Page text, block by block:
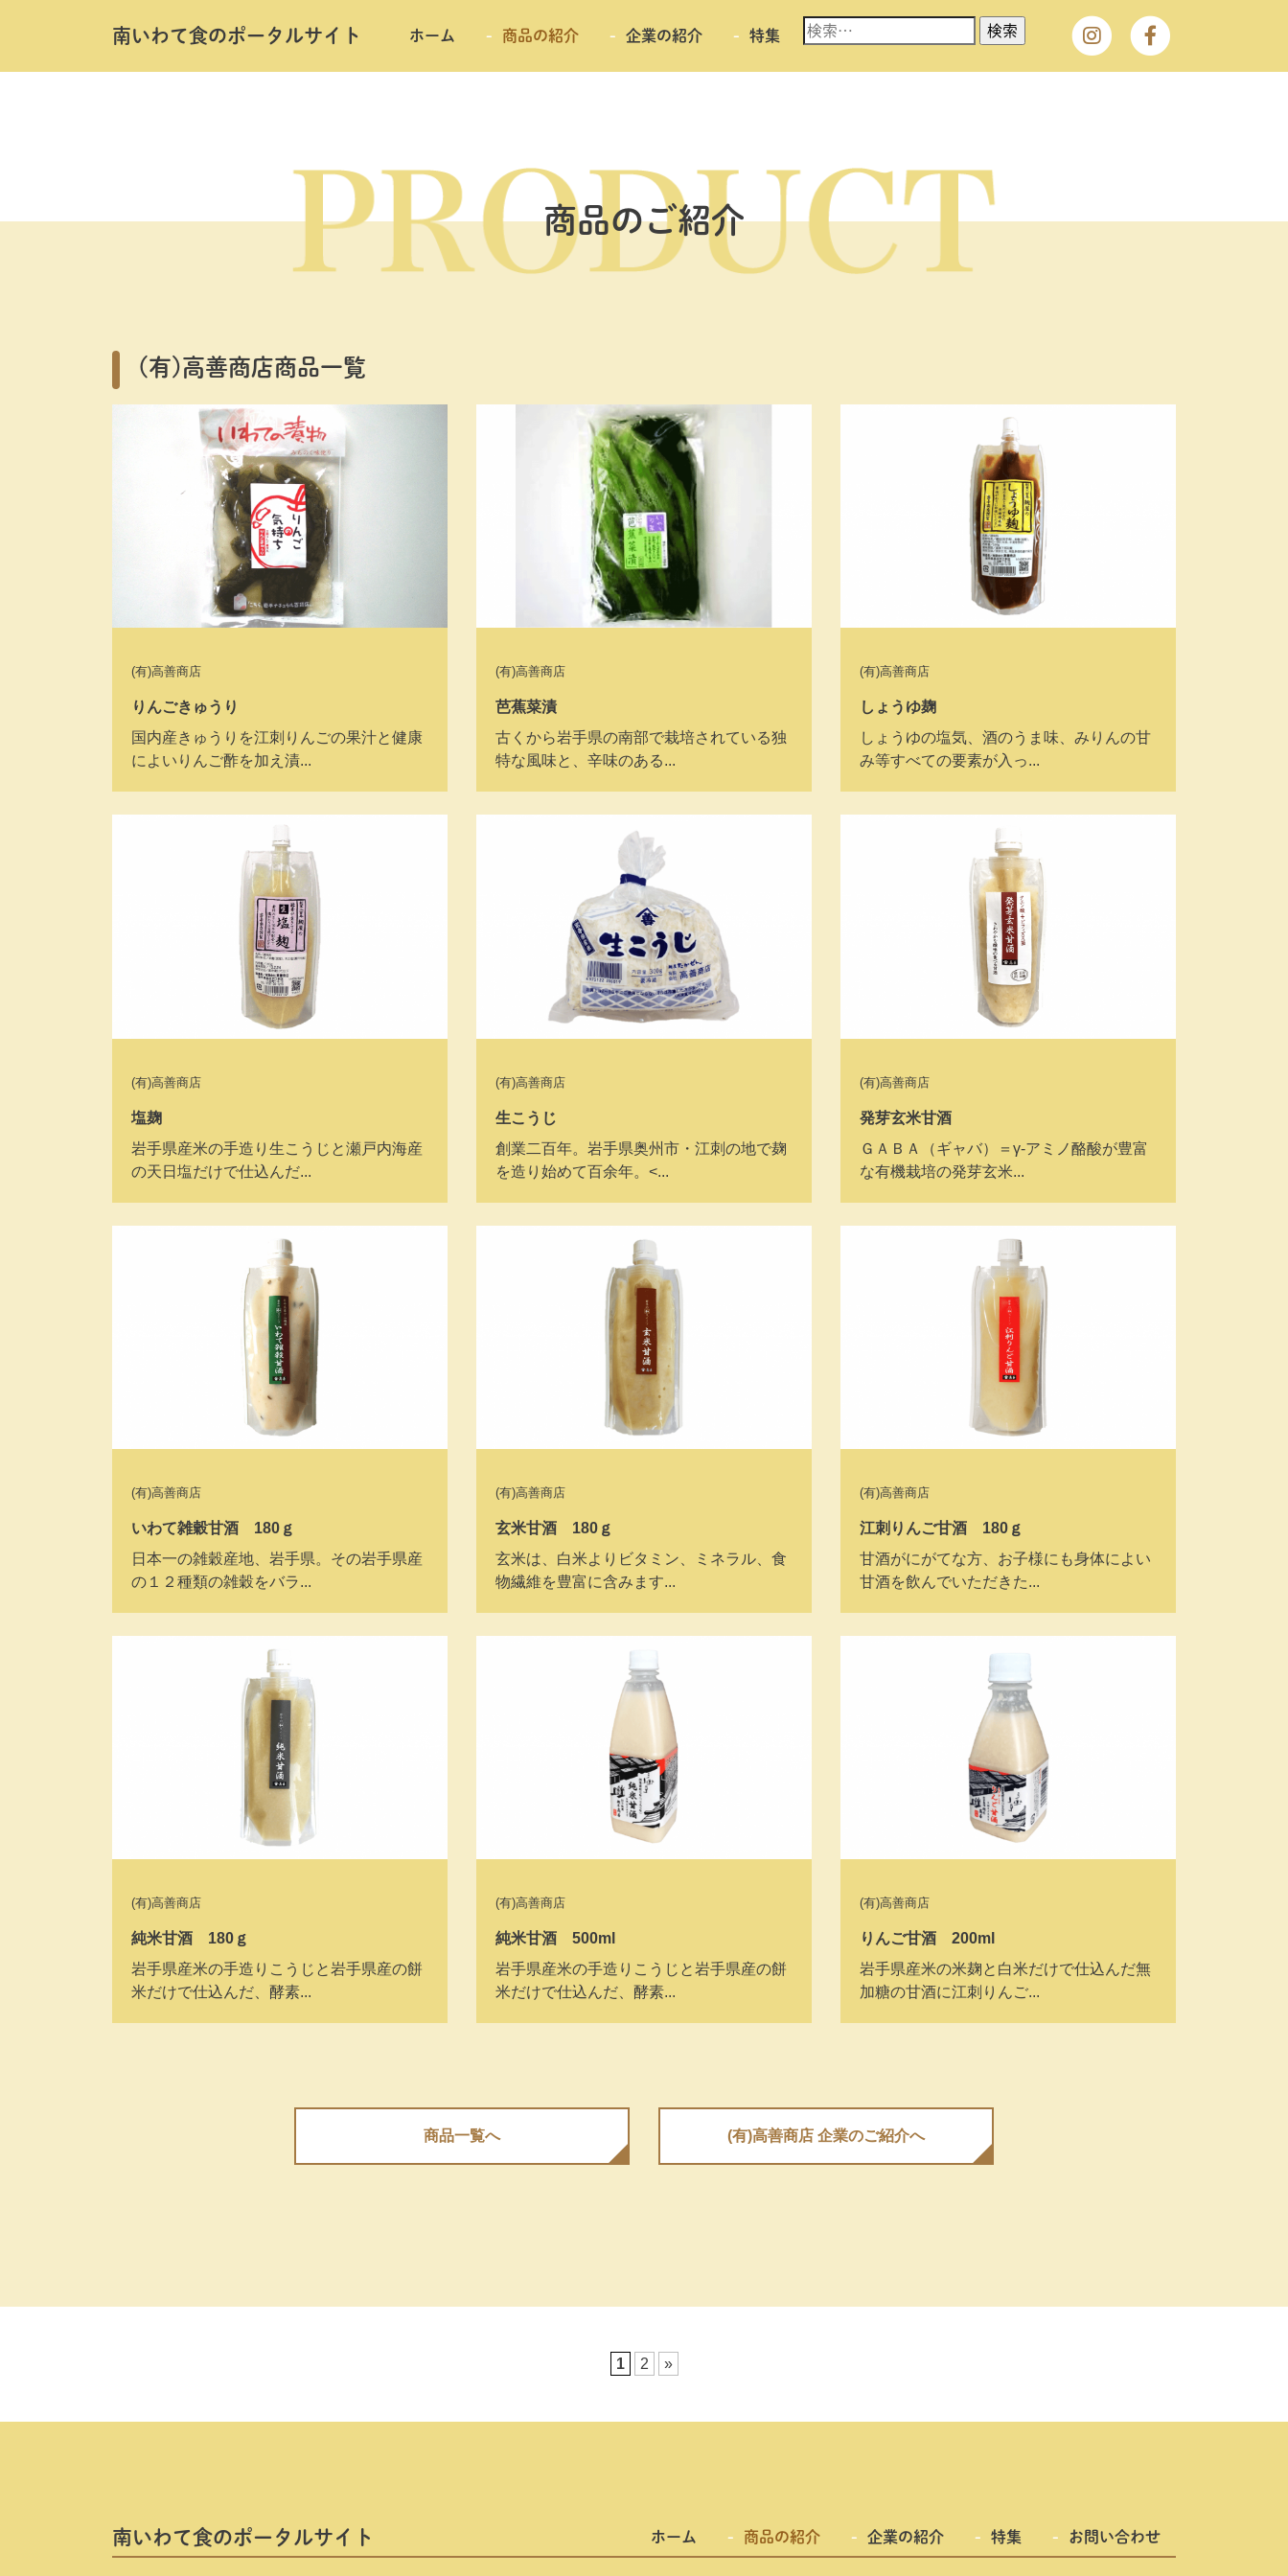
南いわて⾷のポータルサイト ホーム 商品の紹介 企業の紹介 特集
検
索:
商品のご紹介
(有)高善商店商品一覧
(有)高善商店
りんごきゅうり
国内産きゅうりを江刺りんごの果汁と健康
によいりんご酢を加え漬...
(有)高善商店
芭蕉菜漬
古くから岩手県の南部で栽培されている独
特な風味と、辛味のある...
(有)高善商店
しょうゆ麹
しょうゆの塩気、酒のうま味、みりんの甘
み等すべての要素が入っ...
(有)高善商店
塩麹
岩手県産米の手造り生こうじと瀬戸内海産
の天日塩だけで仕込んだ...
(有)高善商店
生こうじ
創業二百年。岩手県奥州市・江刺の地で麹
を造り始めて百余年。<...
(有)高善商店
発芽玄米甘酒
ＧＡＢＡ（ギャバ）＝γ‐アミノ酪酸が豊富
な有機栽培の発芽玄米...
(有)高善商店
いわて雑穀甘酒 180ｇ
日本一の雑穀産地、岩手県。その岩手県産
の１２種類の雑穀をバラ...
(有)高善商店
玄米甘酒 180ｇ
玄米は、白米よりビタミン、ミネラル、食
物繊維を豊富に含みます...
(有)高善商店
江刺りんご甘酒 180ｇ
甘酒がにがてな方、お子様にも身体によい
甘酒を飲んでいただきた...
(有)高善商店
純米甘酒 180ｇ
岩手県産米の手造りこうじと岩手県産の餅
米だけで仕込んだ、酵素...
(有)高善商店
純米甘酒 500ml
岩手県産米の手造りこうじと岩手県産の餅
米だけで仕込んだ、酵素...
(有)高善商店
りんご甘酒 200ml
岩手県産米の米麹と白米だけで仕込んだ無
加糖の甘酒に江刺りんご...
商品⼀覧へ (有)高善商店 企業のご紹介へ
1 2 »
南いわて⾷のポータルサイト ホーム 商品の紹介 企業の紹介 特集 お問い合わせ